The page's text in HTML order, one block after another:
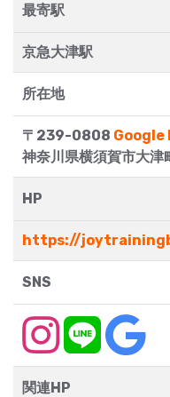
最寄駅
京急大津駅
所在地
〒239-0808 Google
神奈川県横須賀市大
HP
https://
SNS
関連HP